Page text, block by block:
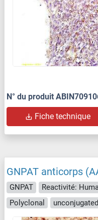
N° du produit
Fiche technique
GNPAT anticorps
GNPAT Reactivité:
Polyclonal
unconjugated